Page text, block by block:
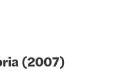
(2007)